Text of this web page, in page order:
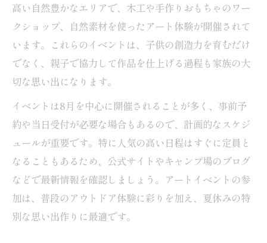
高い自然豊かなエリアで、木工や手作りおもちゃのワー
クショップ、自然素材を使ったアート体験が開催されて
います。これらのイベントは、子供の創造力を育むだけ
でなく、親子で協力して作品を仕上げる過程も家族の大
切な思い出になります。
イベントは8月を中心に開催されることが多く、事前予
約や当日受付が必要な場合もあるので、計画的なスケジ
ュールが重要です。特に人気の高い日程はすぐに定員と
なることもあるため、公式サイトやキャンプ場のブログ
などで最新情報を確認しましょう。アートイベントの参
加は、普段のアウトドア体験に彩りを加え、夏休みの特
別な思い出作りに最適です。